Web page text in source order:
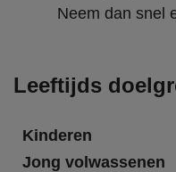
Neem dan snel
Leeftijds
Kinderen
Jong volwassenen